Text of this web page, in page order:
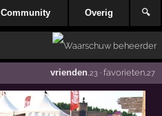
Community Overig 🔍
vrienden,23· favorieten,27